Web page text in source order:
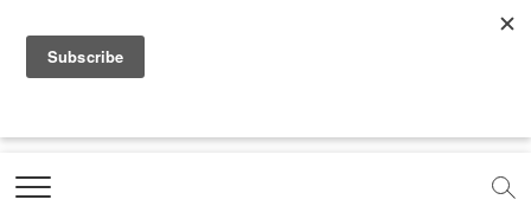
a
e
b
o
t
.
o
e
t
t
Marketing Oops!
DIGITAL | CREATIVE | ADVERTISING | CAMPAIGN |